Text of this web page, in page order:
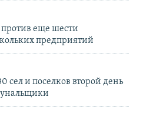
еще шести
предприятий
сел и поселков второй день